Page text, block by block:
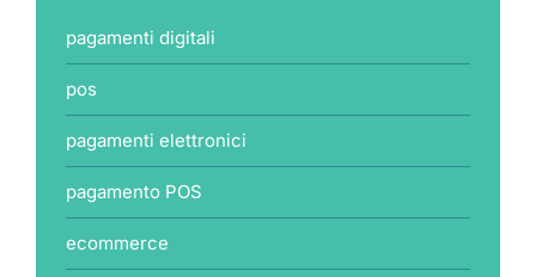
pagamenti digitali
pos
pagamenti elettronici
pagamento POS
ecommerce